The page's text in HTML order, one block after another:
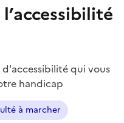
qui vous
handicap
à marcher